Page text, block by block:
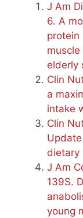
J Am
6. A
protein
elderly
Clin
a
intake
Clin
dietary
J Am
139S.
young